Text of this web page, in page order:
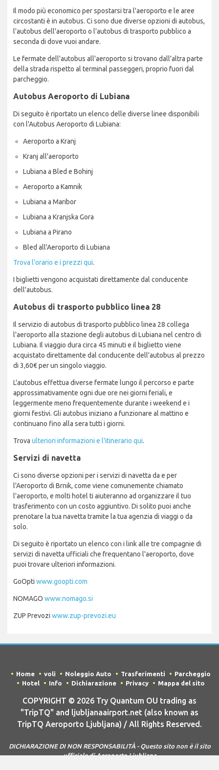
Il modo più economico per spostarsi tra l'aeroporto e le aree
circostanti è in autobus. Ci sono due diverse opzioni di autobus,
l'autobus dell'aeroporto o l'autobus di trasporto pubblico a
seconda di dove vuoi andare.
Le fermate dell'autobus all'aeroporto si trovano dall'altra parte
della strada rispetto al terminal passeggeri, proprio fuori dal
parcheggio.
Autobus Aeroporto di Lubiana
Di seguito è riportato un elenco delle diverse linee disponibili
con l'Autobus Aeroporto di Lubiana:
Aeroporto a Kranj
Kranj all'aeroporto
Lubiana a Bled e Bohinj
Aeroporto a Kamnik
Lubiana a Maribor
Lubiana a Kranjska Gora
Lubiana a Pirano
Bled all'Aeroporto di Lubiana
Trova l'orario e i prezzi qui.
I biglietti vengono acquistati direttamente dal conducente
dell'autobus.
Autobus di trasporto pubblico linea 28
Il servizio di autobus di trasporto pubblico linea 28 collega
l'aeroporto alla stazione degli autobus di Lubiana nel centro di
Lubiana. Il viaggio dura circa 45 minuti e il biglietto viene
acquistato direttamente dal conducente dell'autobus al prezzo
di 3,60€ per un singolo viaggio.
L'autobus effettua diverse fermate lungo il percorso e parte
approssimativamente ogni due ore nei giorni feriali, e
leggermente meno frequentemente durante i weekend e i
giorni festivi. Gli autobus iniziano a funzionare al mattino e
continuano fino alla sera tutti i giorni.
Trova ulteriori informazioni e l'itinerario qui.
Servizi di navetta
Ci sono diverse opzioni per i servizi di navetta da e per
l'Aeroporto di Brnik, come viene comunemente chiamato
l'aeroporto, e molti hotel ti aiuteranno ad organizzare il tuo
trasferimento con un costo aggiuntivo. Di solito puoi anche
prenotare la tua navetta tramite la tua agenzia di viaggi o da
solo.
Di seguito è riportato un elenco con i link alle tre compagnie di
servizi di navetta ufficiali che frequentano l'aeroporto, dove
puoi trovare ulteriori informazioni.
GoOpti www.goopti.com
NOMAGO www.nomago.si
ZUP Prevozi www.zup-prevozi.eu
Home voli Noleggio Auto Trasferimenti
Parcheggio
Hotel
Info Dichiarazione Privacy Mappa del sito
COPYRIGHT © 2026 Try Quantum OU trading as
"TripTQ" and ljubljanaairport.net (also known as
TripTQ Aeroporto Ljubljana) / All Rights Reserved.
DICHIARAZIONE DI NON RESPONSABILITÀ - Questo sito non è il sito
ufficiale di Aeroporto Ljubljana